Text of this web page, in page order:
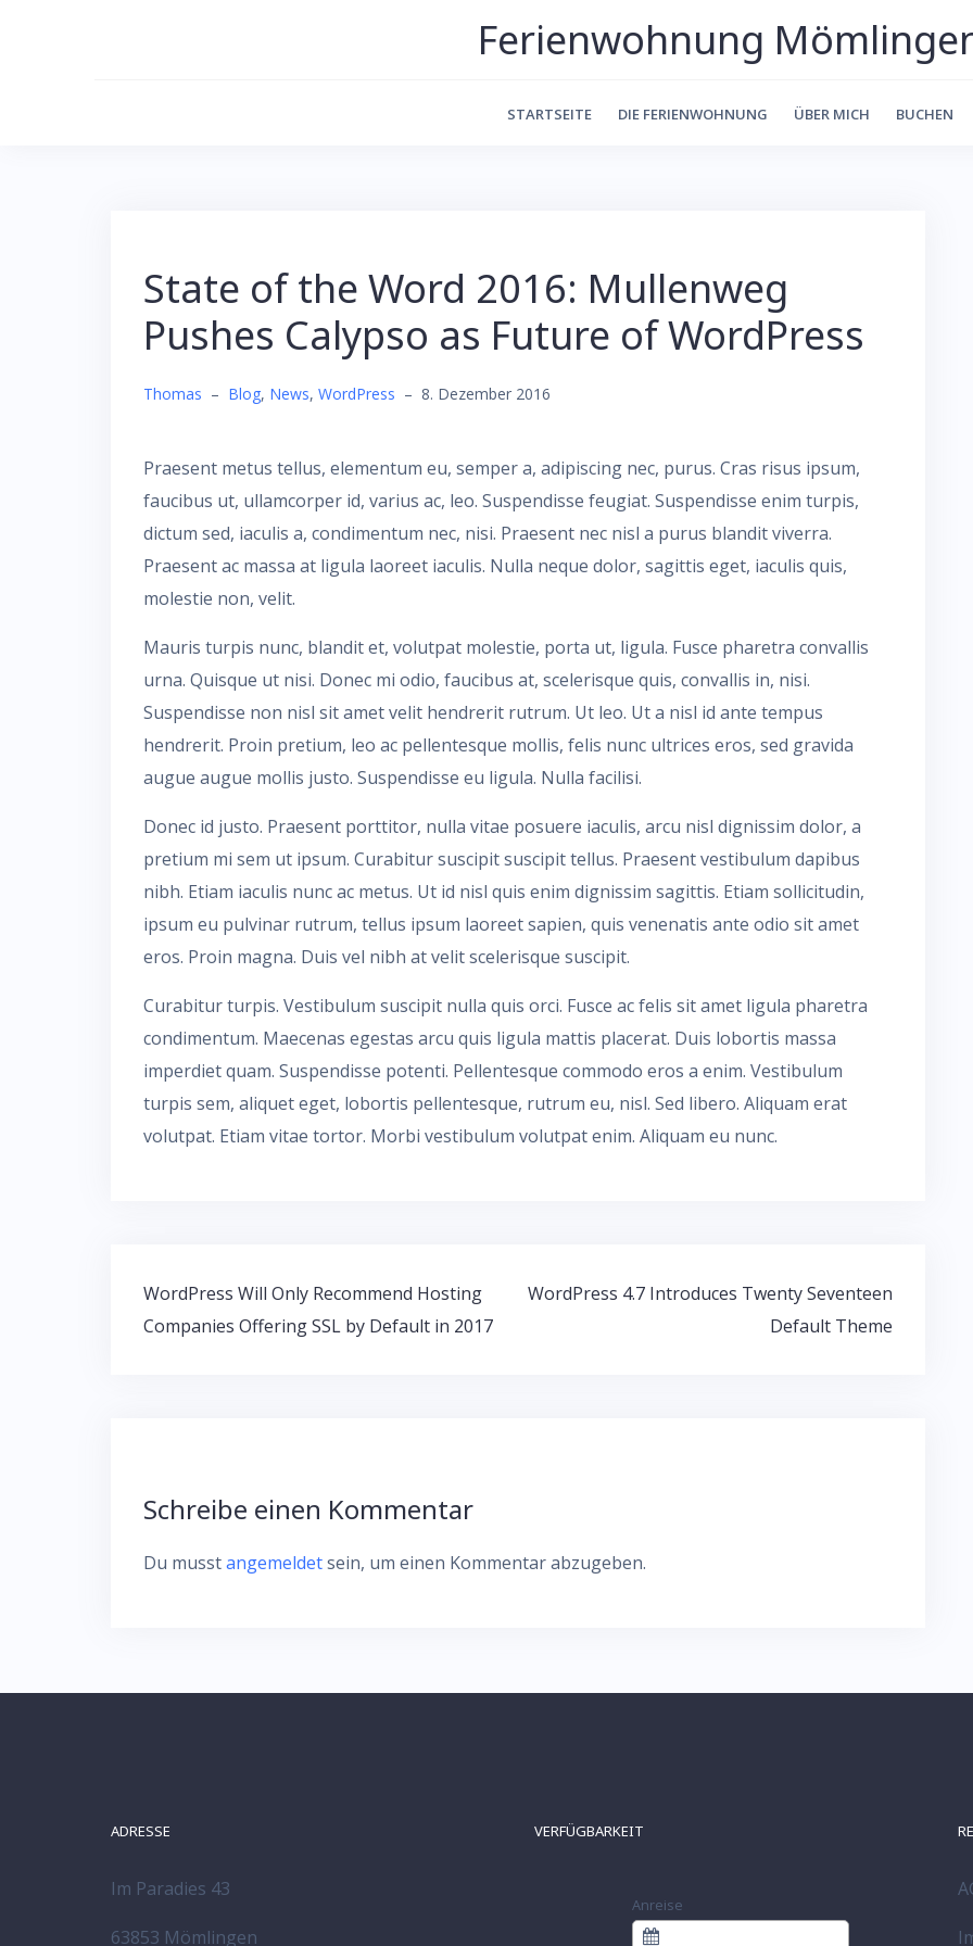
Ferienwohnung
STARTSEITE DIE FERIENWOHNUNG ÜBER MICH BUCHEN
State of the Word 2016: Mullenweg
Pushes Calypso as Future of WordPress
Thomas – Blog, News, WordPress – 8. Dezember 2016
Praesent metus tellus, elementum eu, semper a, adipiscing nec, purus. Cras risus ipsum,
faucibus ut, ullamcorper id, varius ac, leo. Suspendisse feugiat. Suspendisse enim turpis,
dictum sed, iaculis a, condimentum nec, nisi. Praesent nec nisl a purus blandit viverra.
Praesent ac massa at ligula laoreet iaculis. Nulla neque dolor, sagittis eget, iaculis quis,
molestie non, velit.
Mauris turpis nunc, blandit et, volutpat molestie, porta ut, ligula. Fusce pharetra convallis
urna. Quisque ut nisi. Donec mi odio, faucibus at, scelerisque quis, convallis in, nisi.
Suspendisse non nisl sit amet velit hendrerit rutrum. Ut leo. Ut a nisl id ante tempus
hendrerit. Proin pretium, leo ac pellentesque mollis, felis nunc ultrices eros, sed gravida
augue augue mollis justo. Suspendisse eu ligula. Nulla facilisi.
Donec id justo. Praesent porttitor, nulla vitae posuere iaculis, arcu nisl dignissim dolor, a
pretium mi sem ut ipsum. Curabitur suscipit suscipit tellus. Praesent vestibulum dapibus
nibh. Etiam iaculis nunc ac metus. Ut id nisl quis enim dignissim sagittis. Etiam sollicitudin,
ipsum eu pulvinar rutrum, tellus ipsum laoreet sapien, quis venenatis ante odio sit amet
eros. Proin magna. Duis vel nibh at velit scelerisque suscipit.
Curabitur turpis. Vestibulum suscipit nulla quis orci. Fusce ac felis sit amet ligula pharetra
condimentum. Maecenas egestas arcu quis ligula mattis placerat. Duis lobortis massa
imperdiet quam. Suspendisse potenti. Pellentesque commodo eros a enim. Vestibulum
turpis sem, aliquet eget, lobortis pellentesque, rutrum eu, nisl. Sed libero. Aliquam erat
volutpat. Etiam vitae tortor. Morbi vestibulum volutpat enim. Aliquam eu nunc.
Beitragsnavigation
WordPress Will Only Recommend Hosting
Companies Offering SSL by Default in 2017
WordPress 4.7 Introduces Twenty Seventeen
Default Theme
Schreibe einen Kommentar
Du musstangemeldetsein, um einen Kommentar abzugeben.
ADRESSE
Im Paradies 43
63853 Mömlingen
VERFÜGBARKEIT
Anreise